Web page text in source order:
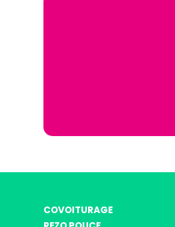
COVOITURAGE